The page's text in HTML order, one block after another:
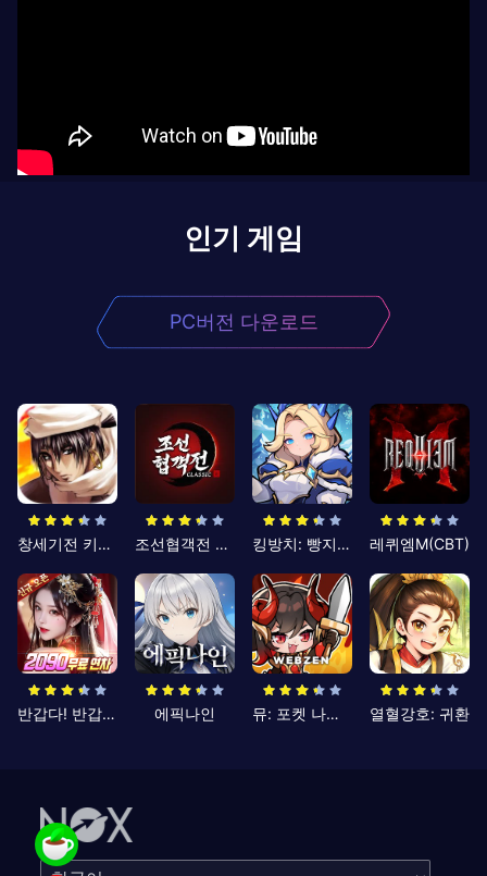
인기 게임
PC버전 다운로드
창세기전 키우기 조선협객전 클래식 킹방치: 빵지의 제왕 레퀴엠M(CBT)
반갑다! 반갑삼국지 에픽나인 뮤: 포켓 나이츠 열혈강호: 귀환